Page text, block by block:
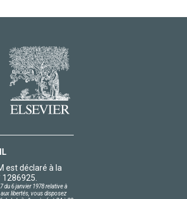
est déclaré à la
1286925.
du 6 janvier 1978 relative à
libertés, vous disposez